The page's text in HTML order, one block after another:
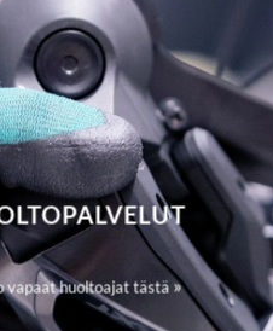
vapaat huoltoajat tästä»